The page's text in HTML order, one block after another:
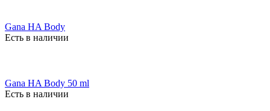
Gana HA Body
Есть в наличии
Gana HA Body 50 ml
Есть в наличии